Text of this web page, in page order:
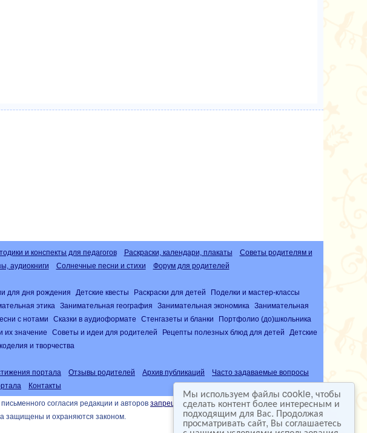
Мы используем файлы cookie, чтобы
сделать контент более интересным и
подходящим для Вас. Продолжая
просматривать сайт, Вы соглашаетесь
и конспекты для педагогов Раскраски, календари, плакаты
Советы родителям и
аудиокниги Солнечные песни и стихи Форум для родителей
для дня рождения Детские квесты Раскраски для детей
Поделки и мастер-классы
этика Занимательная география Занимательная экономика
Занимательная
с нотами Сказки в аудиоформате Стенгазеты и бланки
Портфолио (до)школьника
их значение Советы и идеи для родителей Рецепты полезных блюд для детей
Детские
и творчества
портала Отзывы родителей Архив публикаций
Часто задаваемые вопросы
Контакты
согласия редакции и авторов запрещена
защищены и охраняются законом.